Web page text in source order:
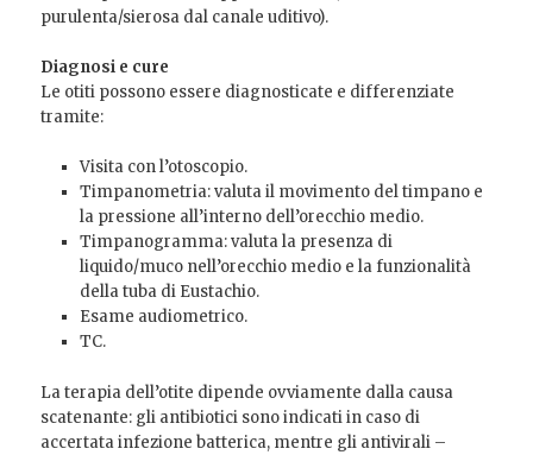
purulenta/sierosa dal canale uditivo).
Diagnosi e cure
Le otiti possono essere diagnosticate e differenziate
tramite:
Visita con l’otoscopio.
Timpanometria: valuta il movimento del timpano e
la pressione all’interno dell’orecchio medio.
Timpanogramma: valuta la presenza di
liquido/muco nell’orecchio medio e la funzionalità
della tuba di Eustachio.
Esame audiometrico.
TC.
La terapia dell’otite dipende ovviamente dalla causa
scatenante: gli antibiotici sono indicati in caso di
accertata infezione batterica, mentre gli antivirali –